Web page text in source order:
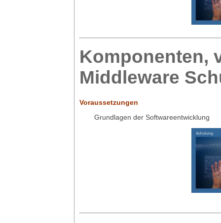
Komponenten,
Middleware
Voraussetzungen
Grundlagen der Softwareentwicklung